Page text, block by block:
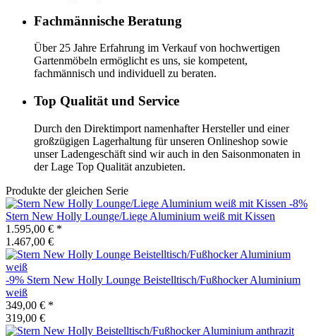
Fachmännische Beratung
Über 25 Jahre Erfahrung im Verkauf von hochwertigen
Gartenmöbeln ermöglicht es uns, sie kompetent,
fachmännisch und individuell zu beraten.
Top Qualität und Service
Durch den Direktimport namenhafter Hersteller und einer
großzügigen Lagerhaltung für unseren Onlineshop sowie
unser Ladengeschäft sind wir auch in den Saisonmonaten in
der Lage Top Qualität anzubieten.
Produkte der gleichen Serie
-8%
Stern New Holly Lounge/Liege Aluminium weiß mit Kissen
1.595,00 € *
1.467,00 €
-9% Stern New Holly Lounge Beistelltisch/Fußhocker Aluminium
weiß
349,00 € *
319,00 €